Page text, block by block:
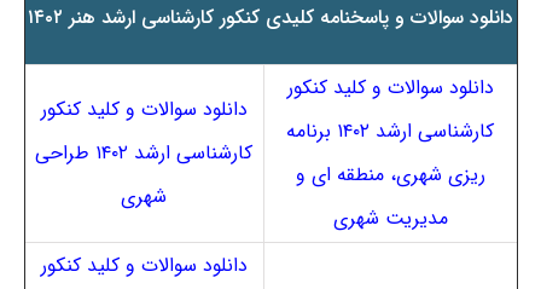
دانلود سوالات و پاسخنامه کلیدی کنکور کارشناسی ارشد هنر ۱۴۰۲
دانلود سوالات و کلید کنکور
کارشناسی ارشد ۱۴۰۲ برنامه
ریزی شهری، منطقه ای و
مدیریت شهری
دانلود سوالات و کلید کنکور
کارشناسی ارشد ۱۴۰۲ طراحی
شهری
دانلود سوالات و کلید کنکور